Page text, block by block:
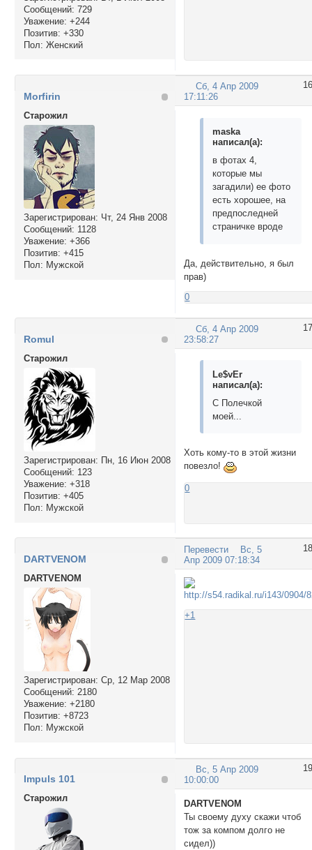
Сообщений: 729
Уважение: +244
Позитив: +330
Пол: Женский
16
Сб, 4 Апр 2009
17:11:26
Morfirin
Cтарожил
Зарегистрирован: Чт, 24 Янв 2008
Сообщений: 1128
Уважение: +366
Позитив: +415
Пол: Мужской
maska
написал(а):
в фотах 4,
которые мы
загадили) ее фото
есть хорошее, на
предпоследней
страничке вроде
Да, действительно, я был
прав)
0
17
Сб, 4 Апр 2009
23:58:27
Romul
Cтарожил
Зарегистрирован: Пн, 16 Июн 2008
Сообщений: 123
Уважение: +318
Позитив: +405
Пол: Мужской
Le$vEr
написал(а):
С Полечкой
моей...
Хоть кому-то в этой жизни
повезло!
0
Перевести 18
Вс, 5
Апр 2009 07:18:34
DARTVENOM
DARTVENOM
Зарегистрирован: Ср, 12 Мар 2008
Сообщений: 2180
Уважение: +2180
Позитив: +8723
Пол: Мужской
+1
19
Вс, 5 Апр 2009
10:00:00
Impuls 101
Cтарожил
DARTVENOM
Ты своему духу скажи чтоб
тож за компом долго не
сидел))